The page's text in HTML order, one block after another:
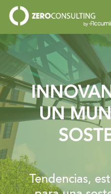
Inicio
Categorías
UN
Tendencias,